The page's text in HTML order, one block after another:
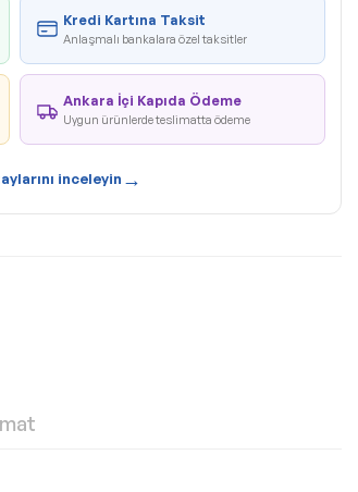
Kredi Kartına Taksit
Anlaşmalı bankalara özel taksitler
Ankara İçi Kapıda Ödeme
Uygun ürünlerde teslimatta ödeme
inceleyin →